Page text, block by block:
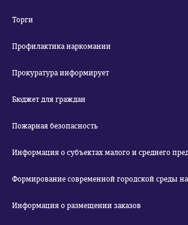
Торги
Профилактика наркомании
Прокуратура информирует
Бюджет для граждан
Пожарная безопасность
Информация о субъектах малого и среднего
Формирование современной городской
Информация о размещении заказов